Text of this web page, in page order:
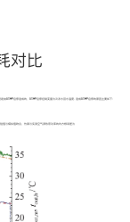
对比
由ASHP启停造成的，ASHP启停控制变量为冷冻水回水温度. 造成ASHP启停的原因主要如下：
值与模拟值吻合，仿真与实测空气源热泵功率的均方根误差为